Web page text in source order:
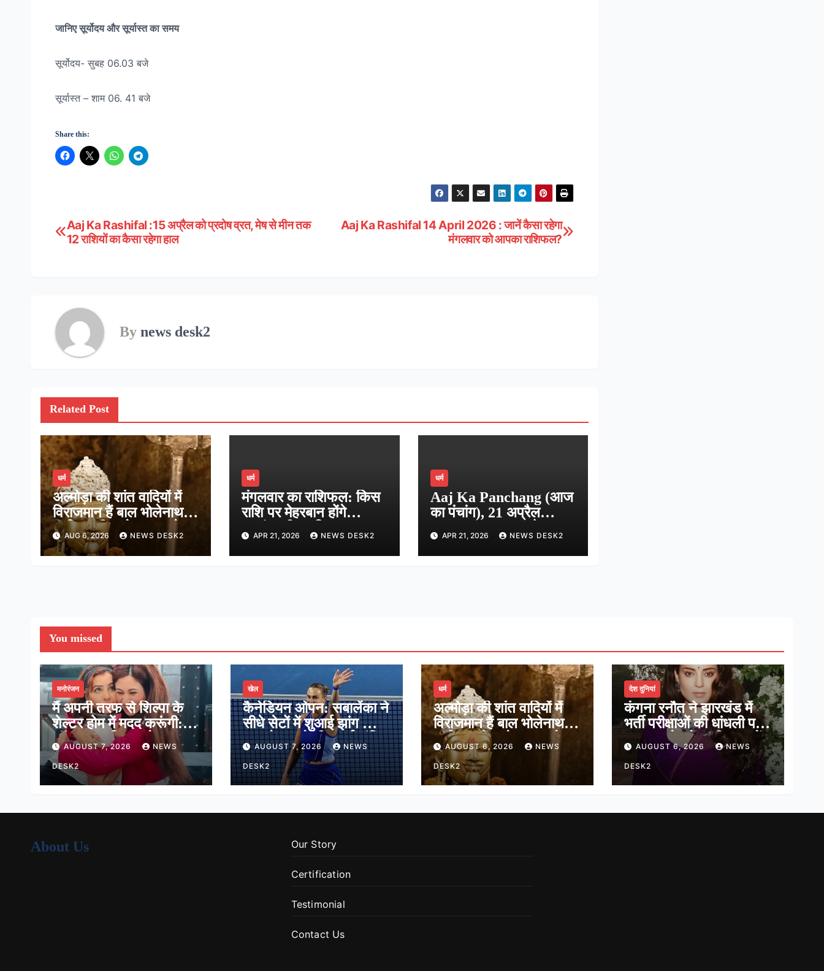
जानिए सूर्योदय और सूर्यास्त का समय
सूर्योदय- सुबह 06.03 बजे
सूर्यास्त – शाम 06. 41 बजे
Share this:
Post
Aaj Ka Rashifal 14 April 2026 : जानें कैसा रहेगा
मंगलवार को आपका राशिफल?
Aaj Ka Rashifal :15 अप्रैल को प्रदोष व्रत, मेष से मीन तक
12 राशियों का कैसा रहेगा हाल
By news desk2
Related Post
धर्म
अल्मोड़ा की शांत वादियों में
विराजमान हैं बाल भोलेनाथ,
जानिए श्री जागेश्वर महादेव
मंदिर का पौराणिक इतिहास
AUG 6, 2026 NEWS DESK2
धर्म
मंगलवार का राशिफल: किस
राशि पर मेहरबान होंगे
भविष्यफल…
APR 21, 2026 NEWS DESK2
धर्म
Aaj Ka Panchang (आज
का पंचांग), 21 अप्रैल
2026 का शुभ मुहूर्त, राहु
काल, आज की तिथि और
APR 21, 2026 NEWS DESK2
You missed
मनोरंजन
मैं अपनी तरफ से शिल्पा के
शेल्टर होम में मदद करूंगी:
लॉकअप-2 विनर श्रेया
कालरा
AUGUST 7, 2026 NEWS
DESK2
खेल
कैनेडियन ओपन: सबालेंका ने
सीधे सेटों में शुआई झांग को दी
मात, पेगुला ने भी बनाई अंतिम
16 में जगह
AUGUST 7, 2026 NEWS
DESK2
धर्म
अल्मोड़ा की शांत वादियों में
विराजमान हैं बाल भोलेनाथ,
जानिए श्री जागेश्वर महादेव
मंदिर का पौराणिक इतिहास
AUGUST 6, 2026 NEWS
DESK2
देश दुनियां
कंगना रनौत ने झारखंड में
भर्ती परीक्षाओं की धांधली पर
कहा, हमारे ‘जेन-जी’ सच में
हर तरह की तकलीफ झेल रहे
हैं
AUGUST 6, 2026 NEWS
DESK2
About Us Our Story
Certification
Testimonial
Contact Us